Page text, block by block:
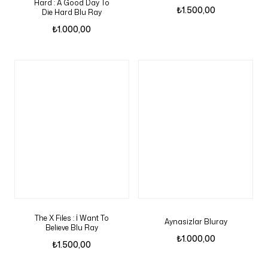
Hard : A Good Day To
Die Hard Blu Ray
₺1.000,00
₺1.500,00
The X Files : İ Want To
Believe Blu Ray
₺1.500,00
Aynasizlar Bluray
₺1.000,00